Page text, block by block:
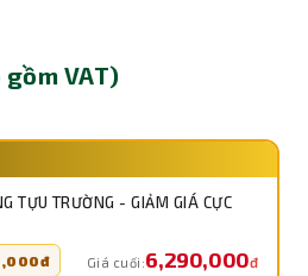
VAT)
TỰU TRƯỜNG - GIẢM GIÁ CỰC
Giá cuối:6,290,000đ